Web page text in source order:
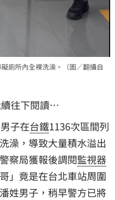
廁所內全裸洗澡。（圖／翻攝自
往下閱讀…
子在台鐵1136次區間列
澡，導致大量積水溢出
警察局獲報後調閱監視器
」竟是在台北車站周圍
姓男子，稍早警方已將